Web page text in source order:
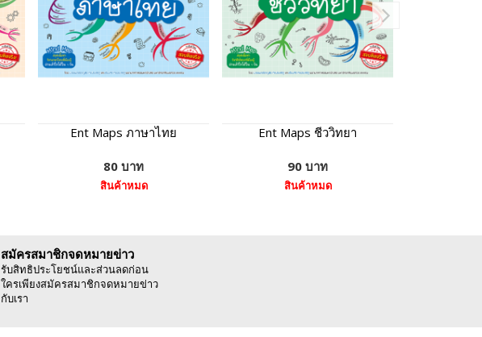
Ent Maps ภาษาไทย
80 บาท
สินค้าหมด
Ent Maps ชีววิทยา
90 บาท
สินค้าหมด
สมัครสมาชิกจดหมายข่าว
รับสิทธิประโยชน์และส่วนลดก่อน
ใครเพียงสมัครสมาชิกจดหมายข่าว
กับเรา